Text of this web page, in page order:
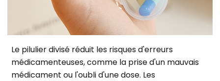
Le pilulier divisé réduit les risques d'erreurs
médicamenteuses, comme la prise d'un mauvais
médicament ou l'oubli d'une dose. Les